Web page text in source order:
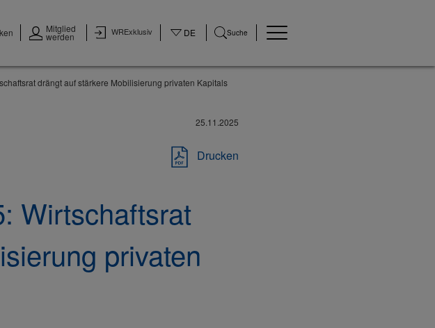
Mitglied
werden WRExklusiv DE Suche
drängt auf stärkere Mobilisierung privaten Kapitals
25.11.2025
Drucken
Wirtschaftsrat
privaten